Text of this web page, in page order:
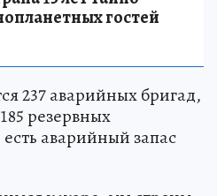
гостей
237 аварийных бригад,
резервных
аварийный запас